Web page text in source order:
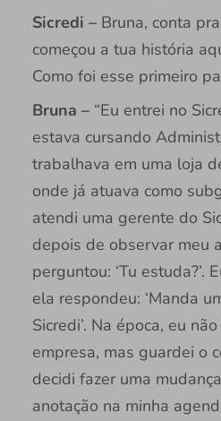
Sicredi –Bruna, conta
começou a tua história
Como foi esse primeiro
Bruna –“Eu entrei no
estava cursando
trabalhava em uma loja
onde já atuava como
atendi uma gerente do
depois de observar meu
perguntou: ‘Tu estuda?’.
ela respondeu: ‘Manda
Sicredi’. Na época, eu
empresa, mas guardei o
decidi fazer uma
anotação na minha